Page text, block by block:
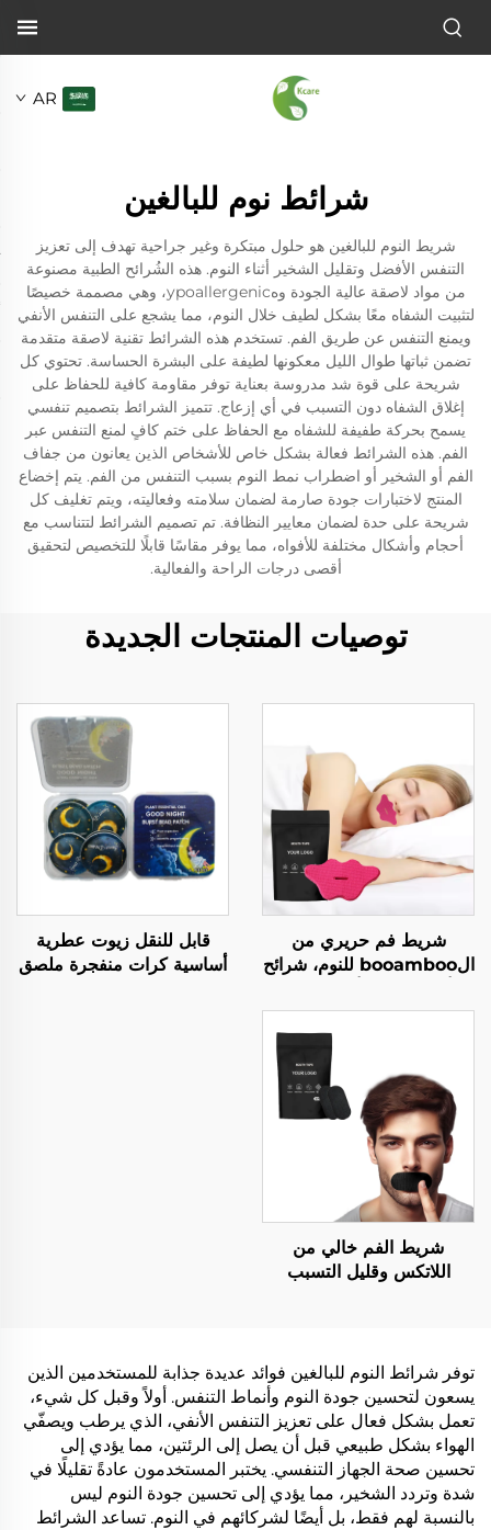
AR
شرائط نوم للبالغين
شريط النوم للبالغين هو حلول مبتكرة وغير جراحية تهدف إلى تعزيز
التنفس الأفضل وتقليل الشخير أثناء النوم. هذه الشُرائح الطبية مصنوعة
من مواد لاصقة عالية الجودة وهypoallergenic، وهي مصممة خصيصًا
لتثبيت الشفاه معًا بشكل لطيف خلال النوم، مما يشجع على التنفس الأنفي
ويمنع التنفس عن طريق الفم. تستخدم هذه الشرائط تقنية لاصقة متقدمة
تضمن ثباتها طوال الليل معكونها لطيفة على البشرة الحساسة. تحتوي كل
شريحة على قوة شد مدروسة بعناية توفر مقاومة كافية للحفاظ على
إغلاق الشفاه دون التسبب في أي إزعاج. تتميز الشرائط بتصميم تنفسي
يسمح بحركة طفيفة للشفاه مع الحفاظ على ختم كافٍ لمنع التنفس عبر
الفم. هذه الشرائط فعالة بشكل خاص للأشخاص الذين يعانون من جفاف
الفم أو الشخير أو اضطراب نمط النوم بسبب التنفس من الفم. يتم إخضاع
المنتج لاختبارات جودة صارمة لضمان سلامته وفعاليته، ويتم تغليف كل
شريحة على حدة لضمان معايير النظافة. تم تصميم الشرائط لتتناسب مع
أحجام وأشكال مختلفة للأفواه، مما يوفر مقاسًا قابلًا للتخصيص لتحقيق
أقصى درجات الراحة والفعالية.
توصيات المنتجات الجديدة
شريط فم حريري من
الbooamboo للنوم، شرائح
شريط شفاه لطيف للنوم
قابل للنقل زيوت عطرية
أساسية كرات منفجرة ملصق
شريط الفم خالي من
اللاتكس وقليل التسبب
توفر شرائط النوم للبالغين فوائد عديدة جذابة للمستخدمين الذين
يسعون لتحسين جودة النوم وأنماط التنفس. أولاً وقبل كل شيء،
تعمل بشكل فعال على تعزيز التنفس الأنفي، الذي يرطب ويصفّي
الهواء بشكل طبيعي قبل أن يصل إلى الرئتين، مما يؤدي إلى
تحسين صحة الجهاز التنفسي. يختبر المستخدمون عادةً تقليلًا في
شدة وتردد الشخير، مما يؤدي إلى تحسين جودة النوم ليس
بالنسبة لهم فقط، بل أيضًا لشركائهم في النوم. تساعد الشرائط